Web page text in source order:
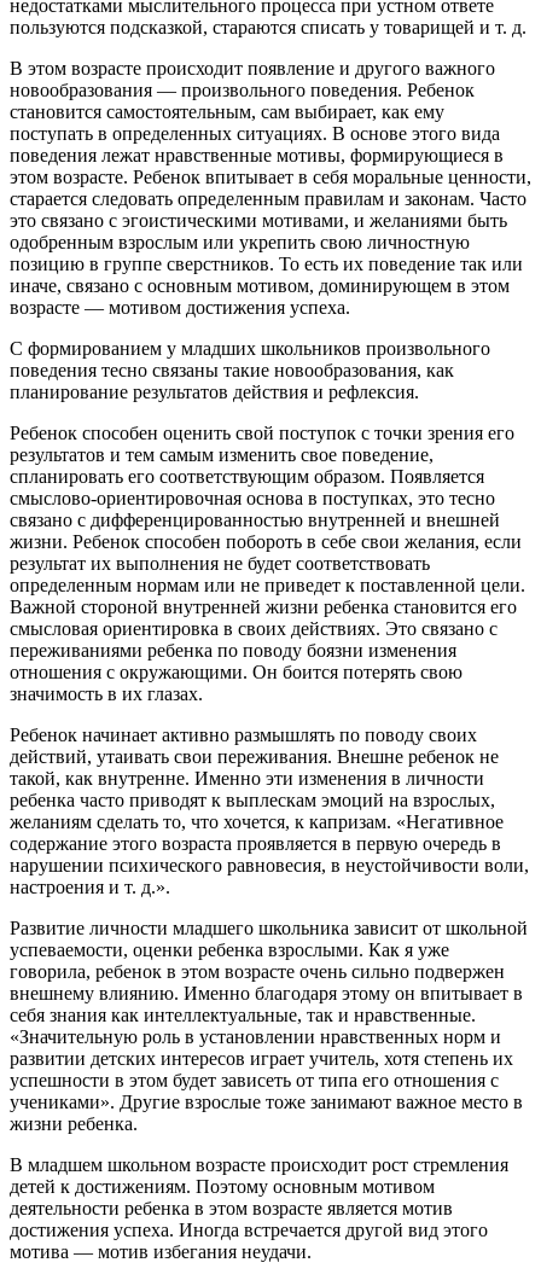
недостатками мыслительного процесса при устном ответе
пользуются подсказкой, стараются списать у товарищей и т. д.
В этом возрасте происходит появление и другого важного
новообразования — произвольного поведения. Ребенок
становится самостоятельным, сам выбирает, как ему
поступать в определенных ситуациях. В основе этого вида
поведения лежат нравственные мотивы, формирующиеся в
этом возрасте. Ребенок впитывает в себя моральные ценности,
старается следовать определенным правилам и законам. Часто
это связано с эгоистическими мотивами, и желаниями быть
одобренным взрослым или укрепить свою личностную
позицию в группе сверстников. То есть их поведение так или
иначе, связано с основным мотивом, доминирующем в этом
возрасте — мотивом достижения успеха.
С формированием у младших школьников произвольного
поведения тесно связаны такие новообразования, как
планирование результатов действия и рефлексия.
Ребенок способен оценить свой поступок с точки зрения его
результатов и тем самым изменить свое поведение,
спланировать его соответствующим образом. Появляется
смыслово-ориентировочная основа в поступках, это тесно
связано с дифференцированностью внутренней и внешней
жизни. Ребенок способен побороть в себе свои желания, если
результат их выполнения не будет соответствовать
определенным нормам или не приведет к поставленной цели.
Важной стороной внутренней жизни ребенка становится его
смысловая ориентировка в своих действиях. Это связано с
переживаниями ребенка по поводу боязни изменения
отношения с окружающими. Он боится потерять свою
значимость в их глазах.
Ребенок начинает активно размышлять по поводу своих
действий, утаивать свои переживания. Внешне ребенок не
такой, как внутренне. Именно эти изменения в личнос­ти
ребенка часто приводят к выплескам эмоций на взрослых,
желаниям сделать то, что хочется, к капризам. «Негативное
содержание этого возраста проявляется в первую очередь в
нарушении психического равновесия, в неустойчивости воли,
настроения и т. д.».
Развитие личности младшего школьника зависит от школьной
успеваемости, оценки ребенка взрослыми. Как я уже
говорила, ребенок в этом возрасте очень сильно подвержен
внешнему влиянию. Именно благодаря этому он впитывает в
себя знания как интеллектуальные, так и нравственные.
«Значительную роль в установлении нравственных норм и
развитии детских интересов играет учитель, хотя степень их
успешности в этом будет зависеть от типа его отношения с
учениками». Другие взрослые тоже занимают важное место в
жизни ребенка.
В младшем школьном возрасте происходит рост стремления
детей к достижениям. Поэтому основным мотивом
деятельности ребенка в этом возрасте является мотив
достижения успеха. Иногда встречается другой вид этого
мотива — мотив избегания неудачи.